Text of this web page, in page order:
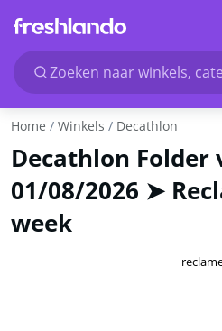
Zoeken naar winkels,
Home Winkels Decathlon
Decathlon Folder
01/08/2026 ➤
week